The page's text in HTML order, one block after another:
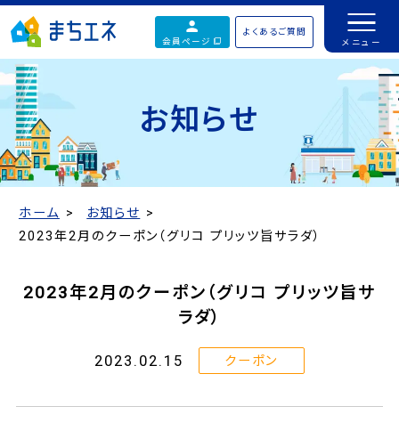
会員ページ
よくあるご質問
お知らせ
ホーム
お知らせ
2023年2月のクーポン（グリコ プリッツ旨サラダ）
2023年2月のクーポン（グリコ プリッツ旨サ
ラダ）
2023.02.15 クーポン